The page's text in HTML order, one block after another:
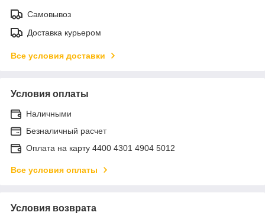
Самовывоз
Доставка курьером
Все условия доставки
Условия оплаты
Наличными
Безналичный расчет
Оплата на карту 4400 4301 4904 5012
Все условия оплаты
Условия возврата